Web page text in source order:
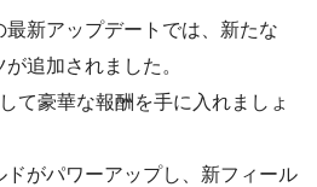
最新アップデートでは、新たな
追加されました。
て豪華な報酬を手に入れましょ
ドがパワーアップし、新フィール